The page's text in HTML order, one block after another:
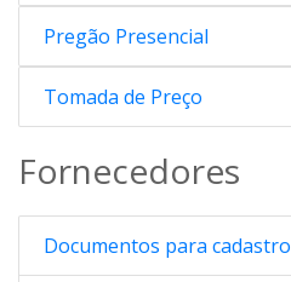
Pregão Presencial
Tomada de Preço
Fornecedores
Documentos para cadastro